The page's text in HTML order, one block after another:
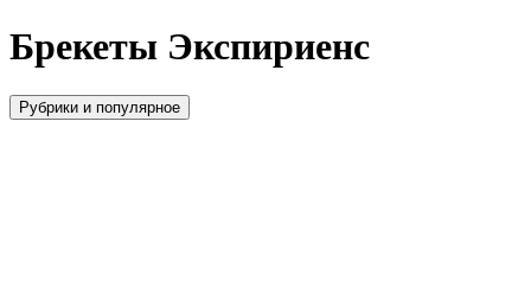
Брекеты Экспириенс
Рубрики и популярное